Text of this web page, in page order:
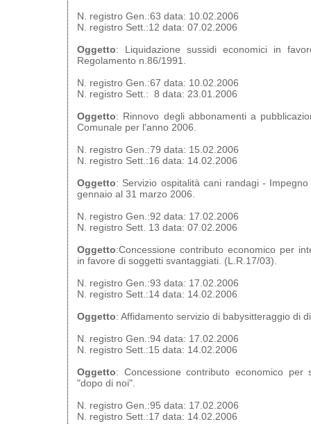
N. registro Gen.:63 data: 10.02.2006
N. registro Sett.:12 data: 07.02.2006
Oggetto: Liquidazione sussidi economici in
Regolamento n.86/1991.
N. registro Gen.:67 data: 10.02.2006
N. registro Sett.: 8 data: 23.01.2006
Oggetto: Rinnovo degli abbonamenti a
Comunale per l'anno 2006.
N. registro Gen.:79 data: 15.02.2006
N. registro Sett.:16 data: 14.02.2006
Oggetto: Servizio ospitalità cani randagi -
gennaio al 31 marzo 2006.
N. registro Gen.:92 data: 17.02.2006
N. registro Sett. 13 data: 07.02.2006
Oggetto:Concessione contributo economico per
in favore di soggetti svantaggiati. (L.R.17/03).
N. registro Gen.:93 data: 17.02.2006
N. registro Sett.:14 data: 14.02.2006
Oggetto: Affidamento servizio di babysitteraggio di
N. registro Gen.:94 data: 17.02.2006
N. registro Sett.:15 data: 14.02.2006
Oggetto: Concessione contributo economico per
"dopo di noi".
N. registro Gen.:95 data: 17.02.2006
N. registro Sett.:17 data: 14.02.2006